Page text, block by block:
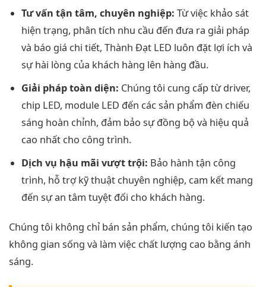
Tư vấn tận tâm, chuyên nghiệp: Từ việc khảo sát
hiện trạng, phân tích nhu cầu đến đưa ra giải pháp
và báo giá chi tiết, Thành Đạt LED luôn đặt lợi ích và
sự hài lòng của khách hàng lên hàng đầu.
Giải pháp toàn diện: Chúng tôi cung cấp từ driver,
chip LED, module LED đến các sản phẩm đèn chiếu
sáng hoàn chỉnh, đảm bảo sự đồng bộ và hiệu quả
cao nhất cho công trình.
Dịch vụ hậu mãi vượt trội: Bảo hành tận công
trình, hỗ trợ kỹ thuật chuyên nghiệp, cam kết mang
đến sự an tâm tuyệt đối cho khách hàng.
Chúng tôi không chỉ bán sản phẩm, chúng tôi kiến tạo
không gian sống và làm việc chất lượng cao bằng ánh
sáng.